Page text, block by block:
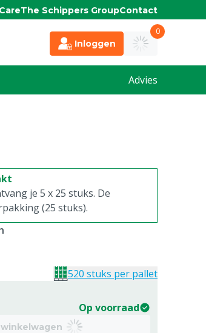
The Schippers GroupContact
Inloggen
0
Advies
je 5 x 25 stuks. De
(25 stuks).
Op voorraad
winkelwagen
520 stuks per pallet